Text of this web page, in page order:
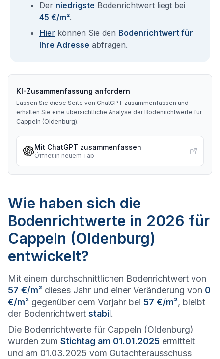
Der niedrigste Bodenrichtwert liegt bei
45 €/m².
Hier können Sie den Bodenrichtwert für
Ihre Adresse abfragen.
KI-Zusammenfassung anfordern
Lassen Sie diese Seite von ChatGPT zusammenfassen und
erhalten Sie eine übersichtliche Analyse der Bodenrichtwerte für
Cappeln (Oldenburg).
Mit ChatGPT zusammenfassen
Öffnet in neuem Tab
Wie haben sich die
Bodenrichtwerte in 2026 für
Cappeln (Oldenburg)
entwickelt?
Mit einem durchschnittlichen Bodenrichtwert von
57 €/m² dieses Jahr und einer Veränderung von 0
€/m² gegenüber dem Vorjahr bei 57 €/m², bleibt
der Bodenrichtwert stabil.
Die Bodenrichtwerte für Cappeln (Oldenburg)
wurden zum Stichtag am 01.01.2025 ermittelt
und am 01.03.2025 vom Gutachterausschuss